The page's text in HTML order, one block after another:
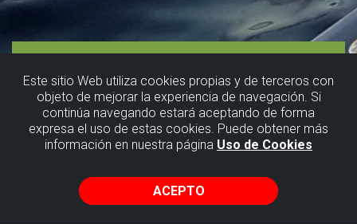
Este sitio Web utiliza cookies propias y de terceros con
objeto de mejorar la experiencia de navegación. Si
continúa navegando estará aceptando de forma
expresa el uso de estas cookies. Puede obtener más
información en nuestra página Uso de Cookies
ACEPTO